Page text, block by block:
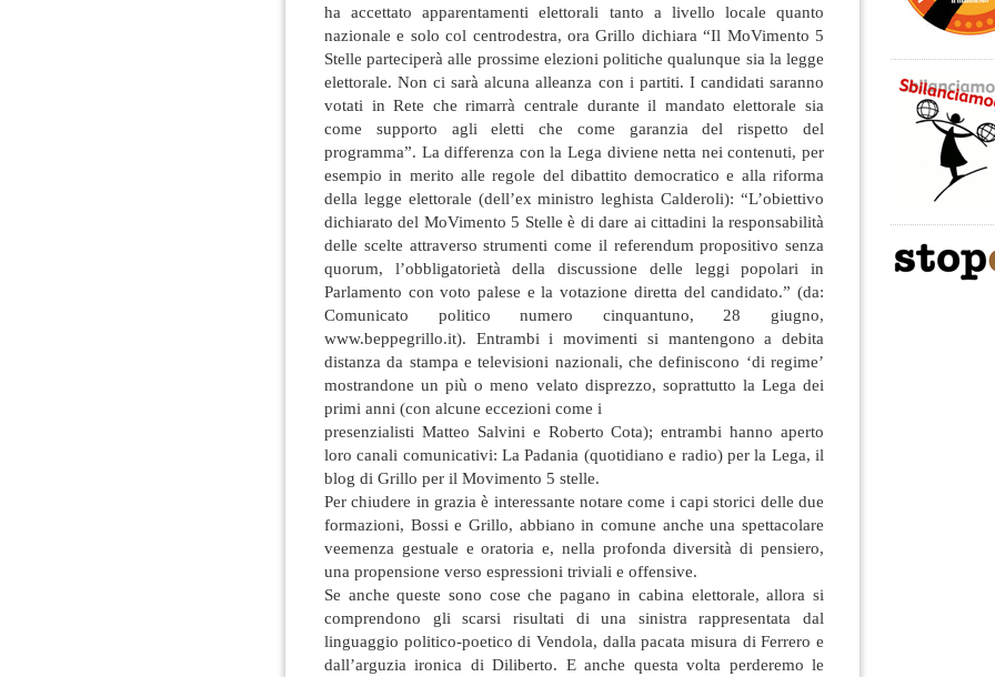
ha accettato apparentamenti elettorali tanto a livello locale quanto
nazionale e solo col centrodestra, ora Grillo dichiara “Il MoVimento 5
Stelle parteciperà alle prossime elezioni politiche qualunque sia la legge
elettorale. Non ci sarà alcuna alleanza con i partiti. I candidati saranno
votati in Rete che rimarrà centrale durante il mandato elettorale sia
come supporto agli eletti che come garanzia del rispetto del
programma”. La differenza con la Lega diviene netta nei contenuti, per
esempio in merito alle regole del dibattito democratico e alla riforma
della legge elettorale (dell’ex ministro leghista Calderoli): “L’obiettivo
dichiarato del MoVimento 5 Stelle è di dare ai cittadini la responsabilità
delle scelte attraverso strumenti come il referendum propositivo senza
quorum, l’obbligatorietà della discussione delle leggi popolari in
Parlamento con voto palese e la votazione diretta del candidato.” (da:
Comunicato politico numero cinquantuno, 28 giugno,
www.beppegrillo.it). Entrambi i movimenti si mantengono a debita
distanza da stampa e televisioni nazionali, che definiscono ‘di regime’
mostrandone un più o meno velato disprezzo, soprattutto la Lega dei
primi anni (con alcune eccezioni come i
presenzialisti Matteo Salvini e Roberto Cota); entrambi hanno aperto
loro canali comunicativi: La Padania (quotidiano e radio) per la Lega, il
blog di Grillo per il Movimento 5 stelle.
Per chiudere in grazia è interessante notare come i capi storici delle due
formazioni, Bossi e Grillo, abbiano in comune anche una spettacolare
veemenza gestuale e oratoria e, nella profonda diversità di pensiero,
una propensione verso espressioni triviali e offensive.
Se anche queste sono cose che pagano in cabina elettorale, allora si
comprendono gli scarsi risultati di una sinistra rappresentata dal
linguaggio politico-poetico di Vendola, dalla pacata misura di Ferrero e
dall’arguzia ironica di Diliberto. E anche questa volta perderemo le